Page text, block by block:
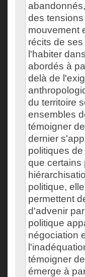
des
mouvement
récits de
l'habiter
abordés à
delà de
du territoire
ensembles
témoigner
dernier
politiques
que certains
politique,
permettent
d'advenir
politique
négociation
témoigner
émerge à